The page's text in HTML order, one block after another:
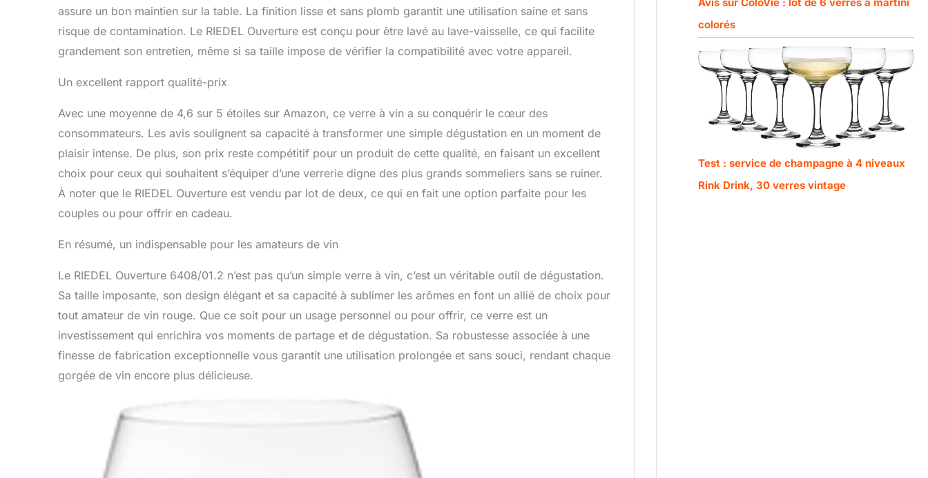
assure un bon maintien sur la table. La finition lisse et sans plomb garantit une utilisation saine et sans
risque de contamination. Le RIEDEL Ouverture est conçu pour être lavé au lave-vaisselle, ce qui facilite
grandement son entretien, même si sa taille impose de vérifier la compatibilité avec votre appareil.
Un excellent rapport qualité-prix
Avec une moyenne de 4,6 sur 5 étoiles sur Amazon, ce verre à vin a su conquérir le cœur des
consommateurs. Les avis soulignent sa capacité à transformer une simple dégustation en un moment de
plaisir intense. De plus, son prix reste compétitif pour un produit de cette qualité, en faisant un excellent
choix pour ceux qui souhaitent s’équiper d’une verrerie digne des plus grands sommeliers sans se ruiner.
À noter que le RIEDEL Ouverture est vendu par lot de deux, ce qui en fait une option parfaite pour les
couples ou pour offrir en cadeau.
En résumé, un indispensable pour les amateurs de vin
Le RIEDEL Ouverture 6408/01.2 n’est pas qu’un simple verre à vin, c’est un véritable outil de dégustation.
Sa taille imposante, son design élégant et sa capacité à sublimer les arômes en font un allié de choix pour
tout amateur de vin rouge. Que ce soit pour un usage personnel ou pour offrir, ce verre est un
investissement qui enrichira vos moments de partage et de dégustation. Sa robustesse associée à une
finesse de fabrication exceptionnelle vous garantit une utilisation prolongée et sans souci, rendant chaque
gorgée de vin encore plus délicieuse.
colorés
Test : service de champagne à 4 niveaux
Rink Drink, 30 verres vintage